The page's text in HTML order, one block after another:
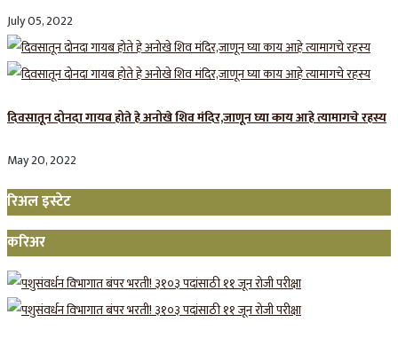
July 05, 2022
दिवसातून दोनदा गायब होते हे अनोखे शिव मंदिर,जाणून घ्या काय आहे त्यामागचे रहस्य
May 20, 2022
रिअल इस्टेट
करिअर